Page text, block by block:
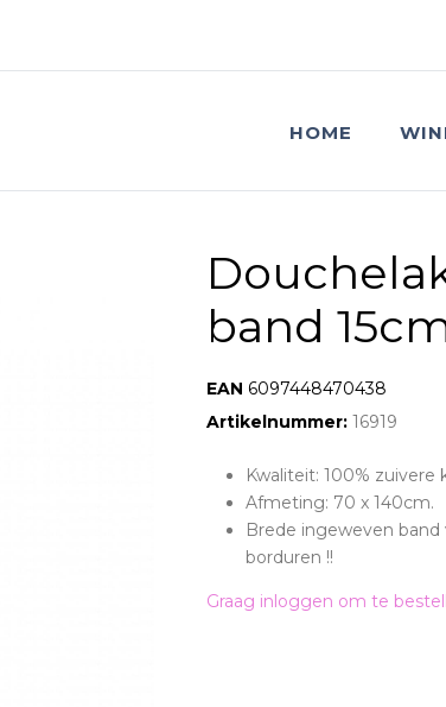
HOME
band
EAN: 6097448470438
Artikelnummer: 16919
Kwaliteit: 100% zuivere
Afmeting: 70 x 140cm.
Brede ingeweven
borduren !!
Graag inloggen om te